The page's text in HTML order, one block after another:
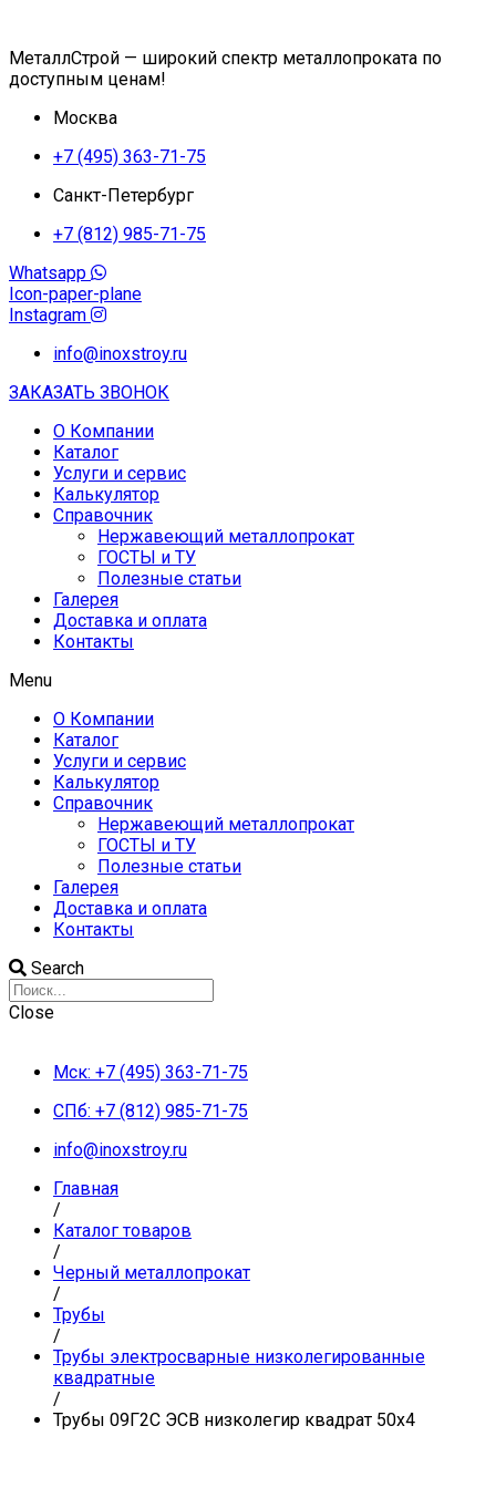
МеталлСтрой — широкий спектр металлопроката по
доступным ценам!
Москва
+7 (495) 363-71-75
Санкт-Петербург
+7 (812) 985-71-75
Whatsapp
Icon-paper-plane
Instagram
info@inoxstroy.ru
ЗАКАЗАТЬ ЗВОНОК
О Компании
Каталог
Услуги и сервис
Калькулятор
Справочник
Нержавеющий металлопрокат
ГОСТЫ и ТУ
Полезные статьи
Галерея
Доставка и оплата
Контакты
Menu
О Компании
Каталог
Услуги и сервис
Калькулятор
Справочник
Нержавеющий металлопрокат
ГОСТЫ и ТУ
Полезные статьи
Галерея
Доставка и оплата
Контакты
Search
Close
Мск: +7 (495) 363-71-75
СПб: +7 (812) 985-71-75
info@inoxstroy.ru
Главная
/
Каталог товаров
/
Черный металлопрокат
/
Трубы
/
Трубы электросварные низколегированные
квадратные
/
Трубы 09Г2С ЭСВ низколегир квадрат 50х4